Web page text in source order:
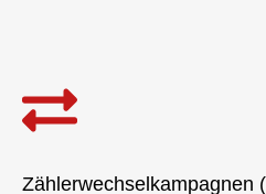
Zählerwechselkampagnen